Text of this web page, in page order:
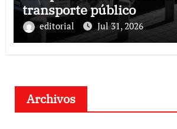
transporte público
editorial Jul 31, 2026
Archivos